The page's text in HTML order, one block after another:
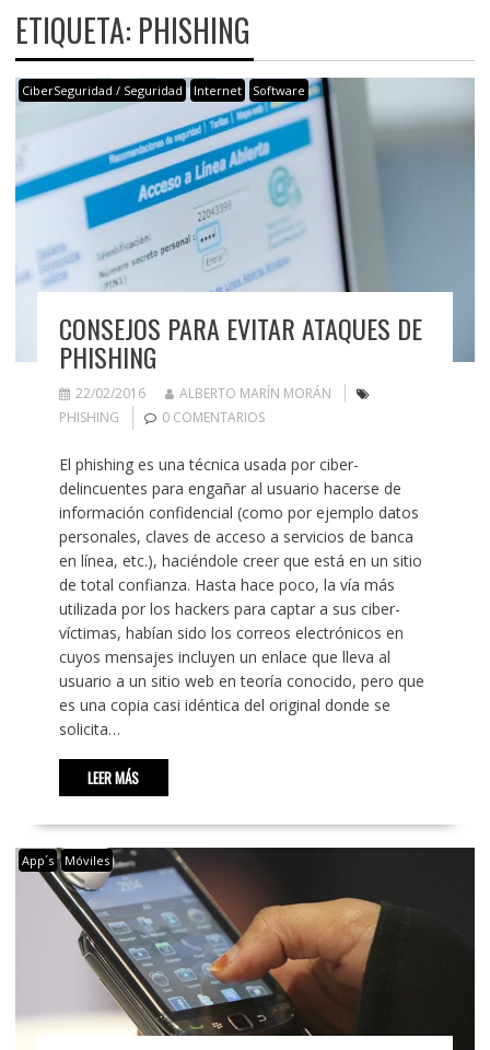
ETIQUETA: PHISHING
CiberSeguridad / Seguridad Internet Software
CONSEJOS PARA EVITAR ATAQUES DE
PHISHING
22/02/2016
ALBERTO MARÍN MORÁN
PHISHING
0 COMENTARIOS
El phishing es una técnica usada por ciber-
delincuentes para engañar al usuario hacerse de
información confidencial (como por ejemplo datos
personales, claves de acceso a servicios de banca
en línea, etc.), haciéndole creer que está en un sitio
de total confianza. Hasta hace poco, la vía más
utilizada por los hackers para captar a sus ciber-
víctimas, habían sido los correos electrónicos en
cuyos mensajes incluyen un enlace que lleva al
usuario a un sitio web en teoría conocido, pero que
es una copia casi idéntica del original donde se
solicita…
LEER MÁS
App´s Móviles